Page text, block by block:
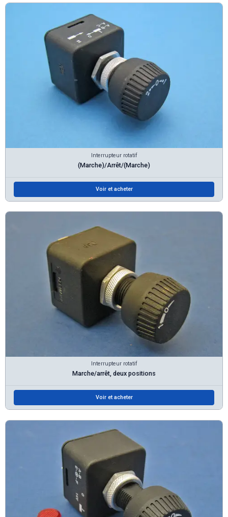
Interrupteur rotatif
(Marche)/Arrêt/(Marche)
Voir et acheter
Interrupteur rotatif
Marche/arrêt, deux positions
Voir et acheter